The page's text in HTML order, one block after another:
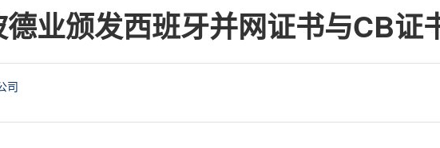
投资并购
能源化工与环保
马来西亚
业颁发西班牙并网证书与CB证
司